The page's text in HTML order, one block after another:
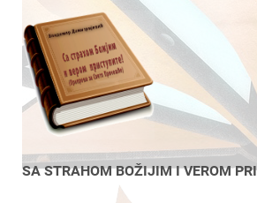
SA STRAHOM BOŽIJIM I VEROM